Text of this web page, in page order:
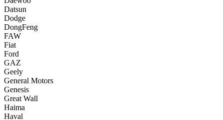
Datsun
Dodge
DongFeng
FAW
Fiat
Ford
GAZ
Geely
General Motors
Genesis
Great Wall
Haima
Haval